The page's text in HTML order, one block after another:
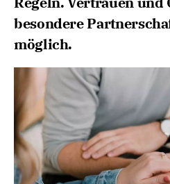
besondere
möglich.